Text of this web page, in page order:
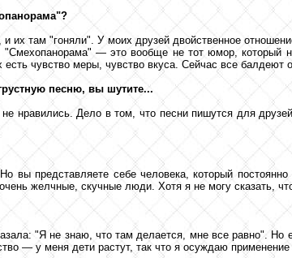
там "гоняли". У моих друзей двойственное
— это вообще не тот юмор,
чувство меры, чувство вкуса. Сейчас все балдеют
песню, вы шутите...
Дело в том, что песни пишутся для
представляете себе человека, который
желчные, скучные люди. Хотя я не могу сказать,
"Я не знаю, что там делается, мне все равно". Но
— у меня дети растут, так что я осуждаю